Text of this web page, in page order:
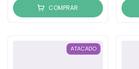
COMPRAR
ATACADO